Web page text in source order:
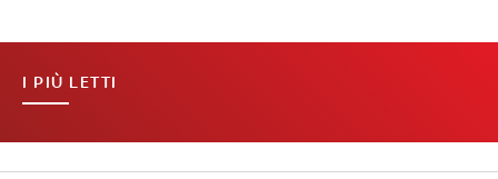
I PIÙ LETTI